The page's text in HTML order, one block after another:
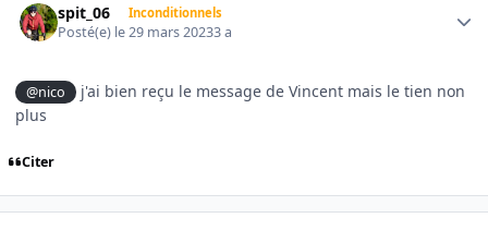
spit_06 Inconditionnels
Posté(e) le 29 mars 20233 a
@nico
j'ai bien reçu le message de Vincent mais le tien non
plus
Citer